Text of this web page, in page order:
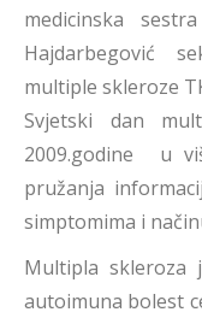
medicinska
Hajdarbegović
multiple skleroze
Svjetski dan
2009.godine u
pružanja
simptomima i
Multipla skleroza
autoimuna bolest